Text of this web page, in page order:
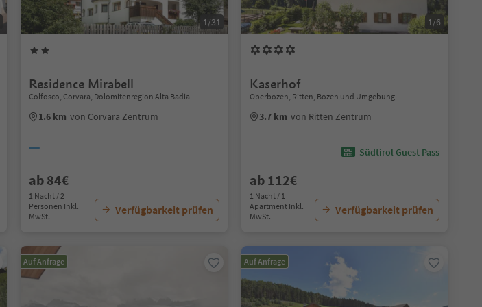
1/31
Residence Mirabell
Colfosco, Corvara, Dolomitenregion Alta Badia
1.6 km von Corvara Zentrum
ab 84€
1 Nacht / 2
Personen Inkl.
MwSt.
Verfügbarkeit prüfen
1/6
Kaserhof
Oberbozen, Ritten, Bozen und Umgebung
3.7 km von Ritten Zentrum
Südtirol Guest Pass
ab 112€
1 Nacht / 1
Apartment Inkl.
MwSt.
Verfügbarkeit prüfen
Auf Anfrage Auf Anfrage